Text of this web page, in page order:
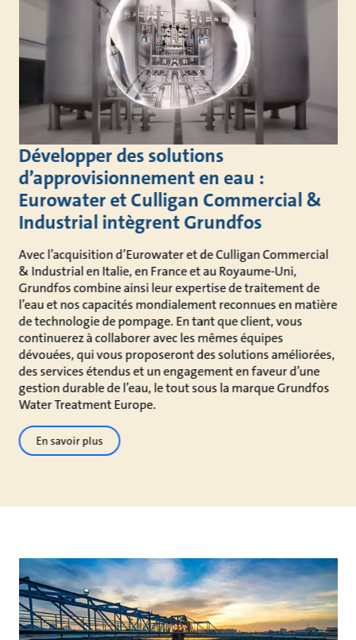
Développer des solutions
d’approvisionnement en eau :
Eurowater et Culligan Commercial &
Industrial intègrent Grundfos
Avec l’acquisition d’Eurowater et de Culligan Commercial
& Industrial en Italie, en France et au Royaume-Uni,
Grundfos combine ainsi leur expertise de traitement de
l’eau et nos capacités mondialement reconnues en matière
de technologie de pompage. En tant que client, vous
continuerez à collaborer avec les mêmes équipes
dévouées, qui vous proposeront des solutions améliorées,
des services étendus et un engagement en faveur d’une
gestion durable de l’eau, le tout sous la marque Grundfos
Water Treatment Europe.
En savoir plus